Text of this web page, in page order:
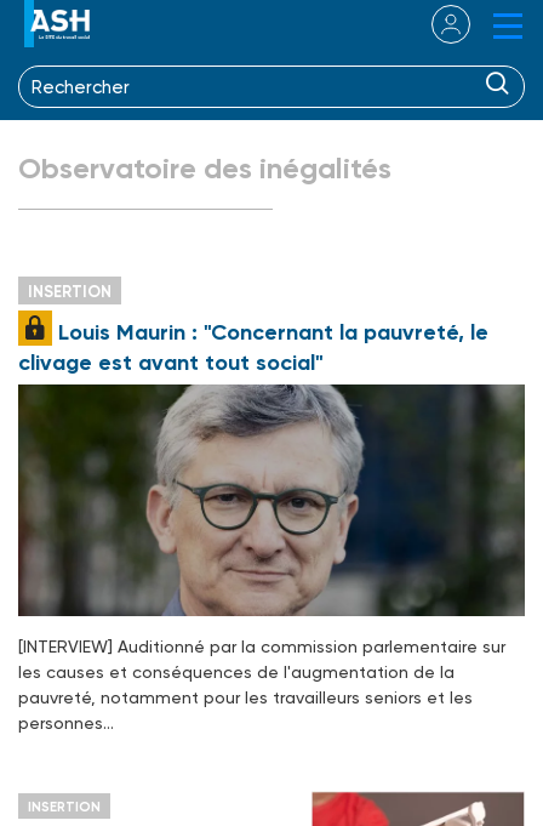
Observatoire des inégalités
INSERTION
Louis Maurin : "Concernant la pauvreté, le
clivage est avant tout social"
[INTERVIEW] Auditionné par la commission parlementaire sur
les causes et conséquences de l'augmentation de la
pauvreté, notamment pour les travailleurs seniors et les
personnes…
INSERTION